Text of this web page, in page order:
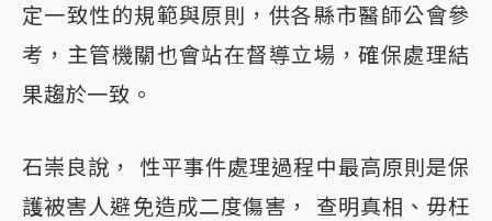
定一致性的規範與原則，供各縣市醫師公會參
考，主管機關也會站在督導立場，確保處理結
果趨於一致。
石崇良說， 性平事件處理過程中最高原則是保
護被害人避免造成二度傷害， 查明真相、毋枉